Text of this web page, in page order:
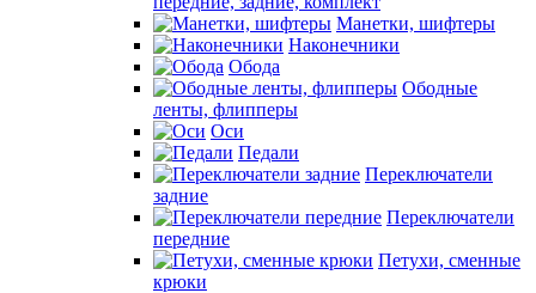
Манетки, шифтеры
Наконечники
Обода
Ободные
ленты, флипперы
Оси
Педали
Переключатели
задние
Переключатели
передние
Петухи, сменные
крюки